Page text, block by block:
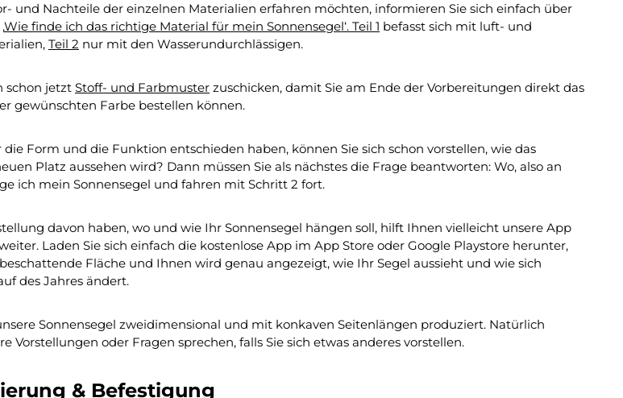
und Nachteile der einzelnen Materialien erfahren möchten, informieren Sie sich einfach über
Wie finde ich das richtige Material für mein Sonnensegel‘. Teil 1 befasst sich mit luft- und
Teil 2 nur mit den Wasserundurchlässigen.
schon jetzt Stoff- und Farbmuster zuschicken, damit Sie am Ende der Vorbereitungen direkt das
gewünschten Farbe bestellen können.
Form und die Funktion entschieden haben, können Sie sich schon vorstellen, wie das
Platz aussehen wird? Dann müssen Sie als nächstes die Frage beantworten: Wo, also an
ich mein Sonnensegel und fahren mit Schritt 2 fort.
davon haben, wo und wie Ihr Sonnensegel hängen soll, hilft Ihnen vielleicht unsere App
Laden Sie sich einfach die kostenlose App im App Store oder Google Playstore herunter,
Fläche und Ihnen wird genau angezeigt, wie Ihr Segel aussieht und wie sich
des Jahres ändert.
Sonnensegel zweidimensional und mit konkaven Seitenlängen produziert. Natürlich
Vorstellungen oder Fragen sprechen, falls Sie sich etwas anderes vorstellen.
& Befestigung